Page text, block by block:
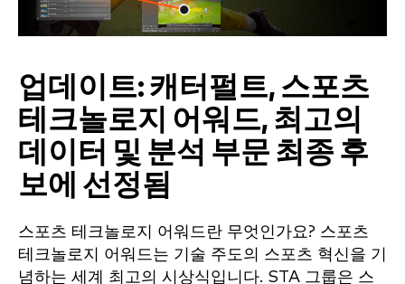
업데이트: 캐터펄트, 스포츠
테크놀로지 어워드, 최고의
데이터 및 분석 부문 최종 후
보에 선정됨
스포츠 테크놀로지 어워드란 무엇인가요? 스포츠
테크놀로지 어워드는 기술 주도의 스포츠 혁신을 기
념하는 세계 최고의 시상식입니다. STA 그룹은 스